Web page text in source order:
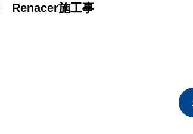
Renacer施工事